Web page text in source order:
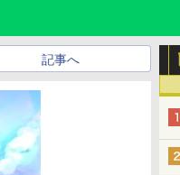
記事へ